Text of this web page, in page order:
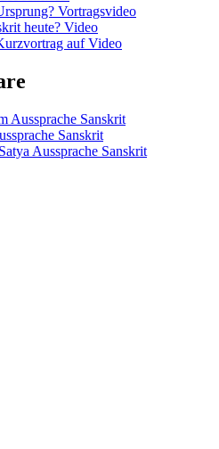
Vortragsvideo
heute? Video
auf Video
Aussprache Sanskrit
Sanskrit
Aussprache Sanskrit